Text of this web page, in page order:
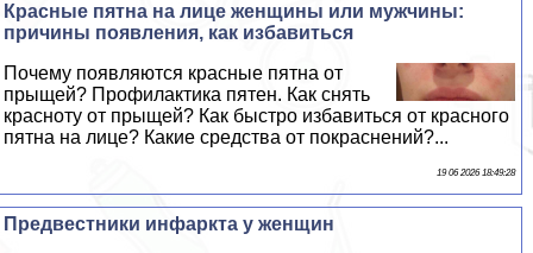
Красные пятна на лице женщины или мужчины:
причины появления, как избавиться
Почему появляются красные пятна от
прыщей? Профилактика пятен. Как снять
красноту от прыщей? Как быстро избавиться от красного
пятна на лице? Какие средства от покраснений?...
19 06 2026 18:49:28
Предвестники инфаркта у женщин